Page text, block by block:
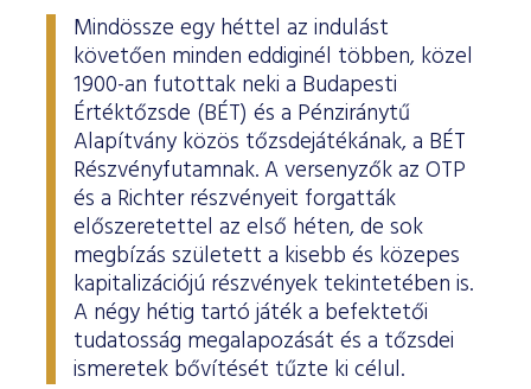
Mindössze egy héttel az indulást
követően minden eddiginél többen, közel
1900-an futottak neki a Budapesti
Értéktőzsde (BÉT) és a Pénziránytű
Alapítvány közös tőzsdejátékának, a BÉT
Részvényfutamnak. A versenyzők az OTP
és a Richter részvényeit forgatták
előszeretettel az első héten, de sok
megbízás született a kisebb és közepes
kapitalizációjú részvények tekintetében is.
A négy hétig tartó játék a befektetői
tudatosság megalapozását és a tőzsdei
ismeretek bővítését tűzte ki célul.